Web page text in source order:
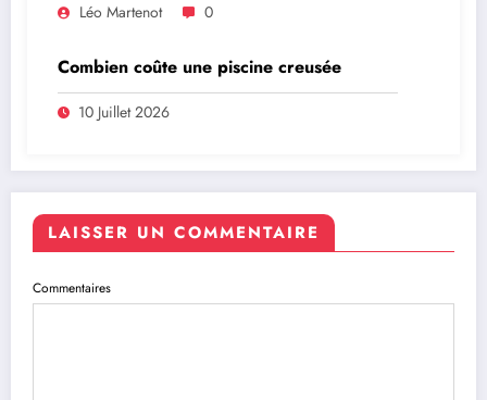
Léo Martenot 0
Combien coûte une piscine creusée
10 Juillet 2026
LAISSER UN COMMENTAIRE
Commentaires